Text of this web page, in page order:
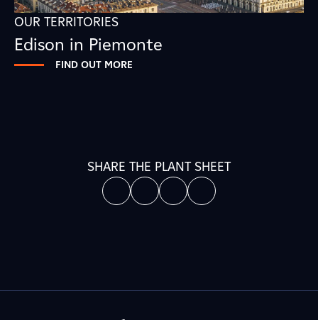
OUR TERRITORIES
Edison in Piemonte
FIND OUT MORE
SHARE THE PLANT SHEET